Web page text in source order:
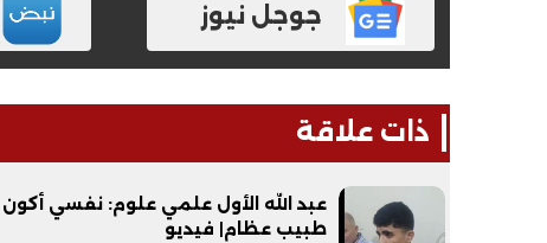
جوجل نيوز
ذات علاقة
عبد الله الأول علمي علوم: نفسي أكون
طبيب عظام| فيديو